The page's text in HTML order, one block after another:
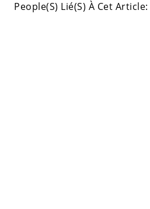
People(S) Lié(S) À Cet Article: